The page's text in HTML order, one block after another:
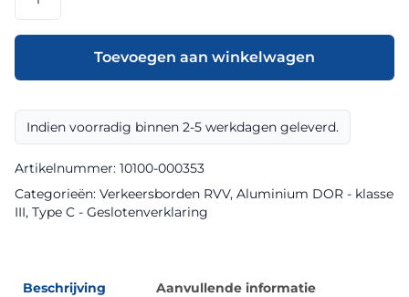
model
C07ze
III
aantal
Toevoegen aan winkelwagen
Indien voorradig binnen 2-5 werkdagen geleverd.
Artikelnummer: 10100-000353
Categorieën: Verkeersborden RVV, Aluminium DOR - klasse
III, Type C - Geslotenverklaring
Beschrijving Aanvullende informatie